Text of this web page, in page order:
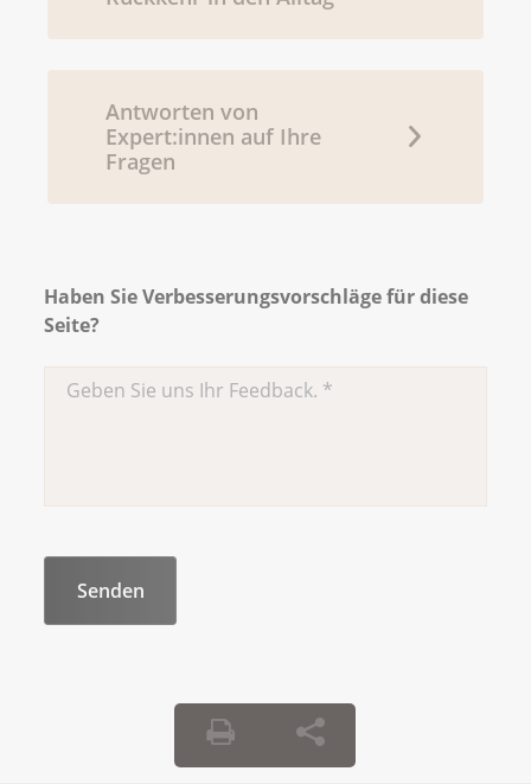
Antworten von
Expert:innen auf Ihre
Fragen
Haben Sie Verbesserungsvorschläge für diese
Seite?